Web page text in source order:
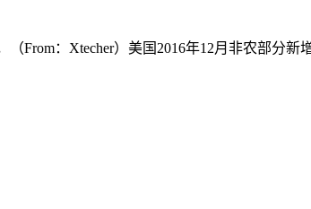
From：Xtecher）美国2016年12月非农部分